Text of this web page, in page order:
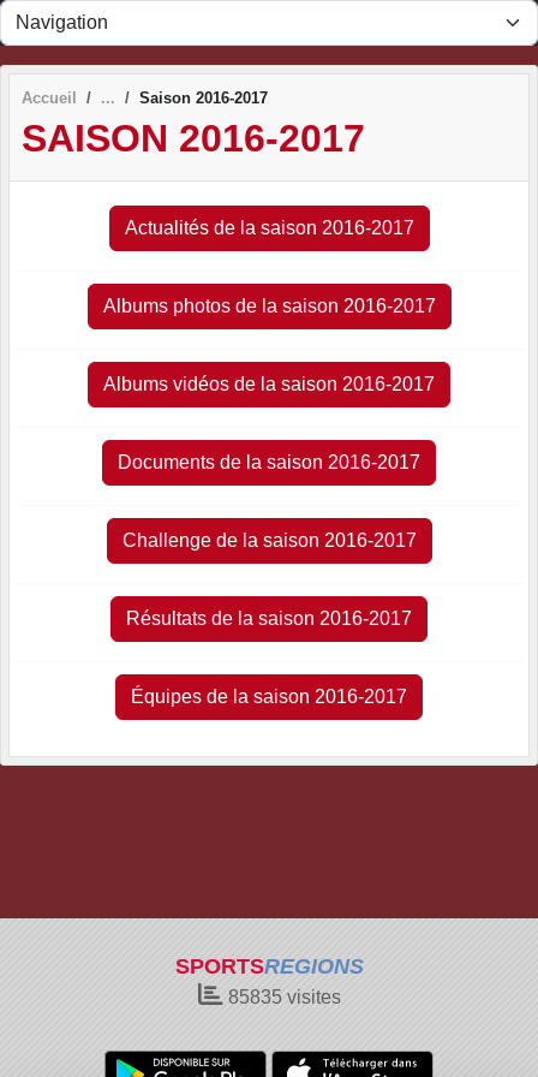
Accueil Saison 2016-2017
SAISON 2016-2017
Actualités de la saison 2016-2017
Albums photos de la saison 2016-2017
Albums vidéos de la saison 2016-2017
Documents de la saison 2016-2017
Challenge de la saison 2016-2017
Résultats de la saison 2016-2017
Équipes de la saison 2016-2017
SPORTSREGIONS
85835visites
Panneau de gestion des cookies